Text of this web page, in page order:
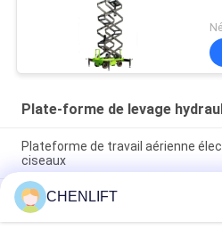
Plate-forme de levage
Plateforme de travail aérienne
ciseaux
Plateforme hydraulique de 10 m
ciseaux autopropulsé avec
charge
CHENLIFT